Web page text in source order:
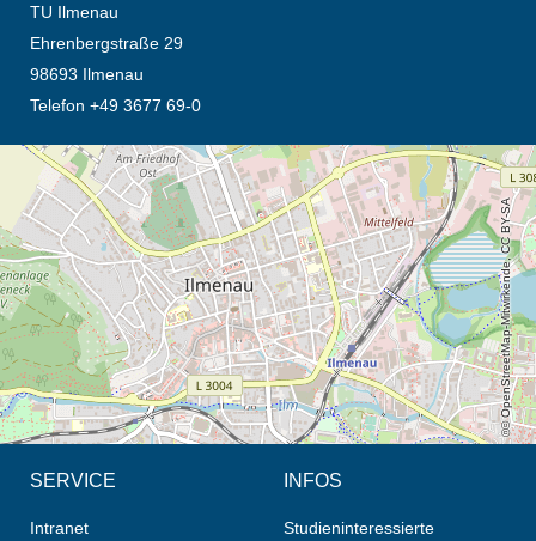
TU Ilmenau
Ehrenbergstraße 29
98693 Ilmenau
Telefon +49 3677 69-0
Öffnet die Anfahrtsbeschreibung in neuem Tab (Karte)
© OpenStreetMap-Mitwirkende, CC BY-SA
SERVICE
Intranet
INFOS
Studieninteressierte